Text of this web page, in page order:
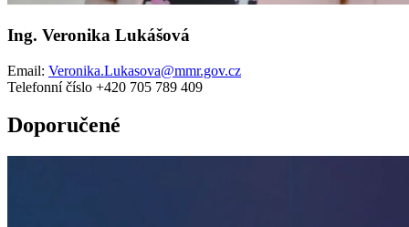
Ing. Veronika Lukášová
Email: Veronika.Lukasova@mmr.gov.cz
Telefonní číslo +420 705 789 409
Doporučené